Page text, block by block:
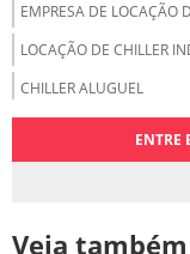
EMPRESA DE LOCAÇÃO
LOCAÇÃO DE CHILLER
CHILLER ALUGUEL
ALUGAR CHILLER
ALUGUEL DE CHILLER
ENTRE
Veja